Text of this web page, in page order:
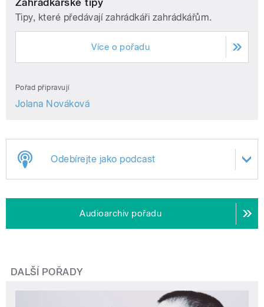
Tipy, které předávají zahrádkáři zahrádkářům.
Více o pořadu
Pořad připravují
Jolana Nováková
Odebírejte jako podcast
Audioarchiv pořadu
DALŠÍ POŘADY